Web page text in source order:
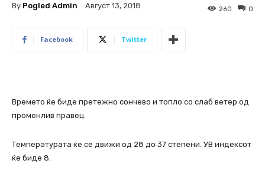
By Pogled Admin Август 13, 2018 0
260
Facebook Twitter
Времето ќе биде претежно сончево и топло со слаб ветер од
променлив правец.
Температурата ќе се движи од 28 до 37 степени. УВ индексот
ќе биде 8.